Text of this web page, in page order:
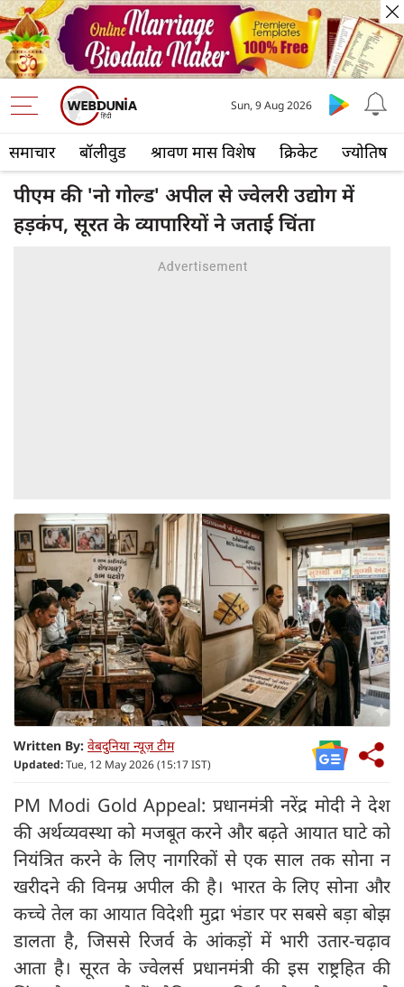
समाचार बॉलीवुड श्रावण मास विशेष क्रिकेट ज्योतिष
Sun, 9 Aug 2026
पीएम की 'नो गोल्ड' अपील से ज्वेलरी उद्योग में
हड़कंप, सूरत के व्यापारियों ने जताई चिंता
Written By: वेबदुनिया न्यूज़ टीम
Updated:Tue, 12 May 2026 (15:17 IST)
PM Modi Gold Appeal: प्रधानमंत्री नरेंद्र मोदी ने देश
की अर्थव्यवस्था को मजबूत करने और बढ़ते आयात घाटे को
नियंत्रित करने के लिए नागरिकों से एक साल तक सोना न
खरीदने की विनम्र अपील की है। भारत के लिए सोना और
कच्चे तेल का आयात विदेशी मुद्रा भंडार पर सबसे बड़ा बोझ
डालता है, जिससे रिजर्व के आंकड़ों में भारी उतार-चढ़ाव
आता है। सूरत के ज्वेलर्स प्रधानमंत्री की इस राष्ट्रहित की